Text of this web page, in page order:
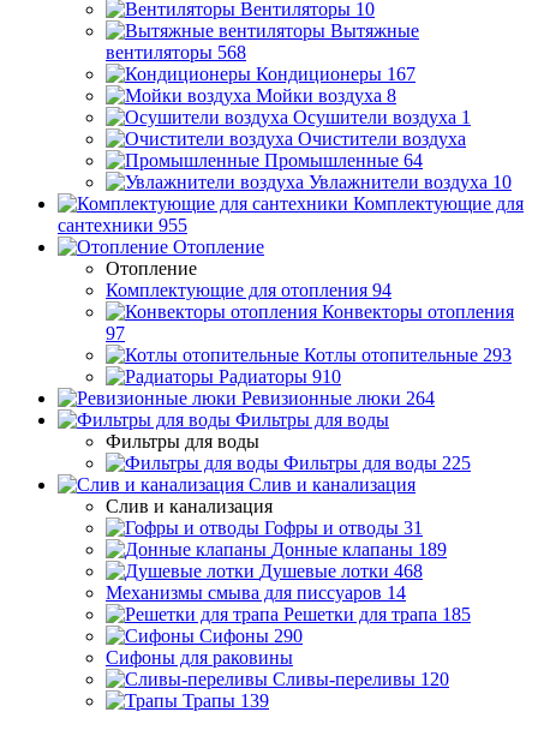
Вентиляторы 10
Вытяжные
вентиляторы 568
Кондиционеры 167
Мойки воздуха 8
Осушители воздуха 1
Очистители воздуха
Промышленные 64
Увлажнители воздуха 10
Комплектующие для
сантехники 955
Отопление
Отопление
Комплектующие для отопления 94
Конвекторы отопления
97
Котлы отопительные 293
Радиаторы 910
Ревизионные люки 264
Фильтры для воды
Фильтры для воды
Фильтры для воды 225
Слив и канализация
Слив и канализация
Гофры и отводы 31
Донные клапаны 189
Душевые лотки 468
Механизмы смыва для писсуаров 14
Решетки для трапа 185
Сифоны 290
Сифоны для раковины
Сливы-переливы 120
Трапы 139